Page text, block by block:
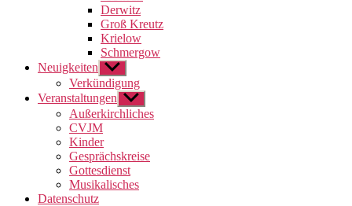
Derwitz
Groß Kreutz
Krielow
Schmergow
Neuigkeiten Untermenü
anzeigen
Verkündigung
Veranstaltungen Untermenü
anzeigen
Außerkirchliches
CVJM
Kinder
Gesprächskreise
Gottesdienst
Musikalisches
Datenschutz